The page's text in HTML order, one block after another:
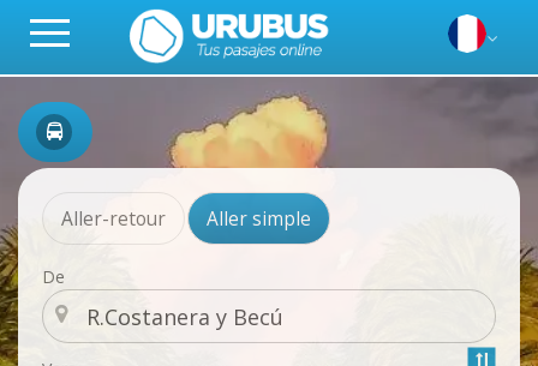
Aller-retour Aller simple
De